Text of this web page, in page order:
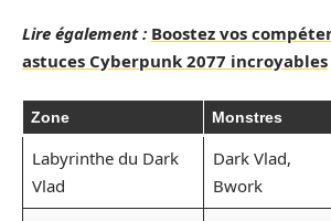
Lire également : Boostez vos
astuces Cyberpunk 2077 incroyables
Zone Monstres
Labyrinthe du Dark
Vlad
Dark Vlad,
Bwork